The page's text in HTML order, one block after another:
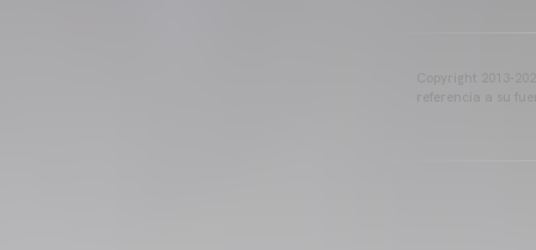
Copyright 2013-
referencia a su